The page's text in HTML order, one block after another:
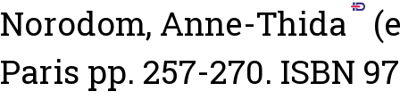
Norodom, Anne-Thida
Paris pp. 257-270. ISBN